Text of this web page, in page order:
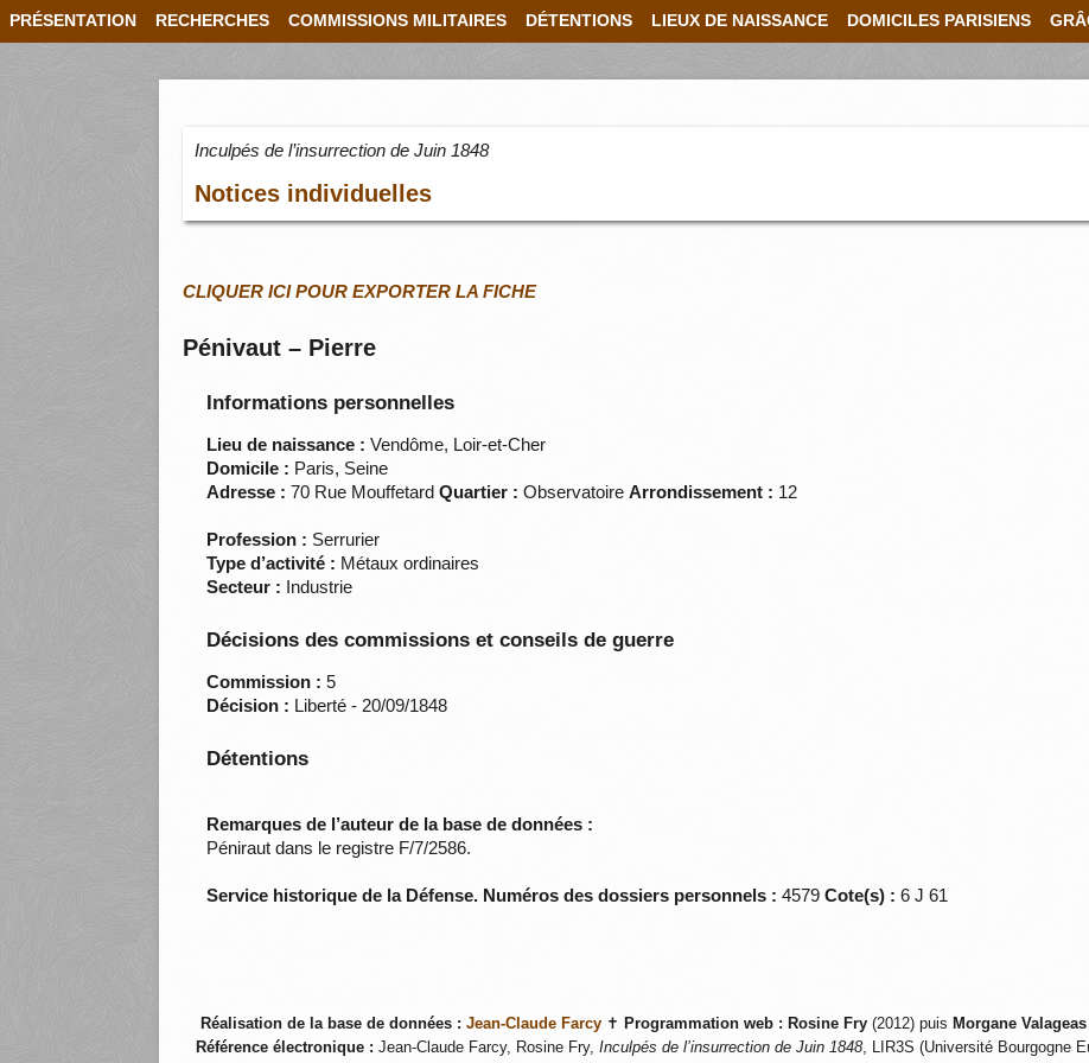
PRÉSENTATION RECHERCHES COMMISSIONS MILITAIRES DÉTENTIONS LIEUX DE NAISSANCE DOMICILES PARISIENS
Inculpés de l’insurrection de Juin 1848
Notices individuelles
CLIQUER ICI POUR EXPORTER LA FICHE
Pénivaut – Pierre
Informations personnelles
Lieu de naissance : Vendôme, Loir-et-Cher
Domicile : Paris, Seine
Adresse : 70 Rue MouffetardQuartier : ObservatoireArrondissement : 12
Profession : Serrurier
Type d’activité : Métaux ordinaires
Secteur : Industrie
Décisions des commissions et conseils de guerre
Commission : 5
Décision : Liberté - 20/09/1848
Détentions
Remarques de l’auteur de la base de données :
Péniraut dans le registre F/7/2586.
Service historique de la Défense. Numéros des dossiers personnels :4579Cote(s) : 6 J 61
Réalisation de la base de données : Jean-Claude Farcy✝ Programmation web : Rosine Fry(2012) puis Morgane Valageas
Référence électronique : Jean-Claude Farcy, Rosine Fry, Inculpés de l’insurrection de Juin 1848, LIR3S (Université Bourgogne